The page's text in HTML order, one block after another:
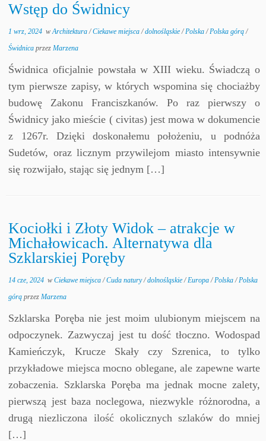
Wstęp do Świdnicy
1 wrz, 2024 wArchitektura/Ciekawe miejsca/dolnośląskie/Polska/Polska górą/
ŚwidnicaprzezMarzena
Świdnica oficjalnie powstała w XIII wieku. Świadczą o
tym pierwsze zapisy, w których wspomina się chociażby
budowę Zakonu Franciszkanów. Po raz pierwszy o
Świdnicy jako mieście ( civitas) jest mowa w dokumencie
z 1267r. Dzięki doskonałemu położeniu, u podnóża
Sudetów, oraz licznym przywilejom miasto intensywnie
się rozwijało, stając się jednym […]
Kociołki i Złoty Widok – atrakcje w
Michałowicach. Alternatywa dla
Szklarskiej Poręby
14 cze, 2024 wCiekawe miejsca/Cuda natury/dolnośląskie/Europa/Polska/Polska
górąprzezMarzena
Szklarska Poręba nie jest moim ulubionym miejscem na
odpoczynek. Zazwyczaj jest tu dość tłoczno. Wodospad
Kamieńczyk, Krucze Skały czy Szrenica, to tylko
przykładowe miejsca mocno oblegane, ale zapewne warte
zobaczenia. Szklarska Poręba ma jednak mocne zalety,
pierwszą jest baza noclegowa, niezwykle różnorodna, a
drugą niezliczona ilość okolicznych szlaków do mniej
[…]